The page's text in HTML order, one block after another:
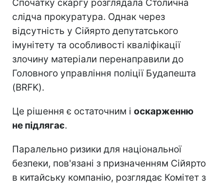
Спочатку скаргу розглядала Столична
слідча прокуратура. Однак через
відсутність у Сійярто депутатського
імунітету та особливості кваліфікації
злочину матеріали перенаправили до
Головного управління поліції Будапешта
(BRFK).
Це рішення є остаточним і оскарженню
не підлягає.
Паралельно ризики для національної
безпеки, пов'язані з призначенням Сійярто
в китайську компанію, розглядає Комітет з